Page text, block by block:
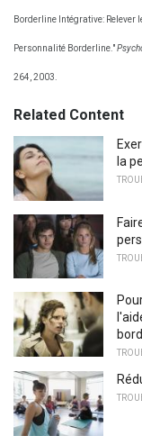
Borderline Intégrative: Relever
Personnalité Borderline."
264, 2003.
Related Content
la